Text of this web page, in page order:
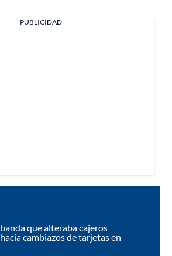
PUBLICIDAD
que alteraba cajeros
cambiazos de tarjetas en